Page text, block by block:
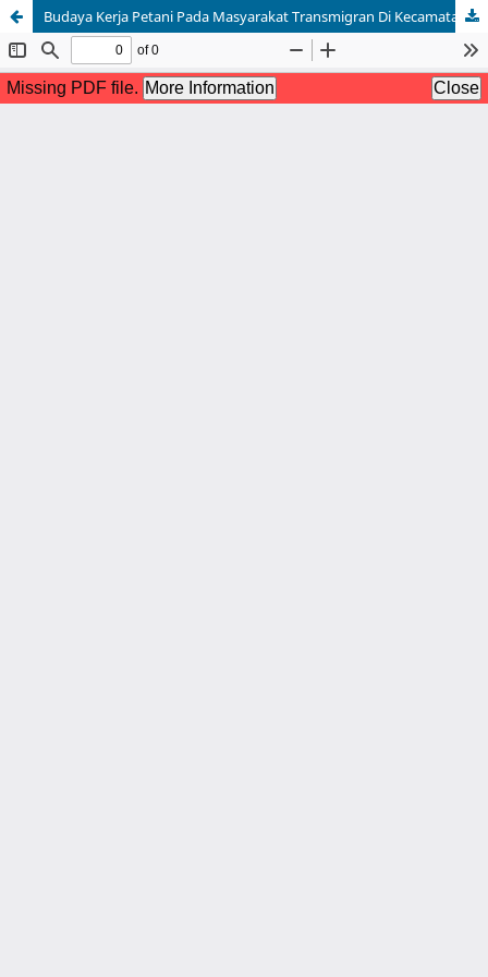
Budaya Kerja Petani Pada Masyarakat Transmigran Di Kecamatan Basarang Kabupaten Kapuas Kalimantan Tengah